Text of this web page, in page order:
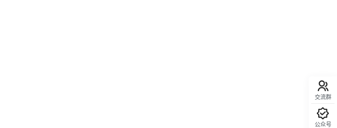
交流群
公众号